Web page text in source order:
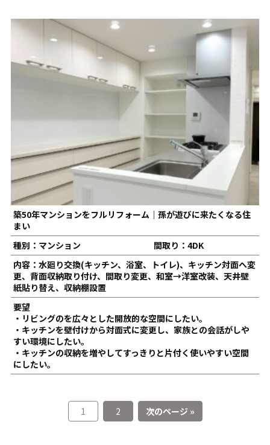
築50年マンションをフルリフォーム｜孫が遊びに来たくなる住
まい
種別：マンション
間取り：4DK
内容：水廻り交換(キッチン、浴室、トイレ)、キッチン対面へ変
更、背面収納取り付け、間取り変更、和室→洋室改装、天井壁
紙貼り替え、収納棚設置
要望
・リビングのを広々とした開放的な空間にしたい。
・キッチンを壁付けから対面式に変更し、家族との会話がしや
すい環境にしたい。
・キッチンの収納を増やしてすっきりと片付く使いやすい空間
にしたい。
1 2 次のページ »